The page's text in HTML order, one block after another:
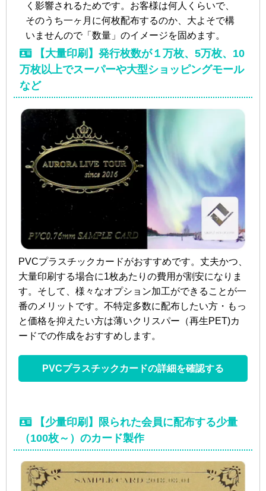
く影響されるためです。お客様は何人くらいで、
そのうち一ヶ月に何枚配布するのか、大よそで構
いませんので「数量」のイメージを固めます。
【大量印刷】発行枚数が１万枚、5万枚、10
万枚以上でスーパーや大型ショッピングモール
など
PVCプラスチックカードがおすすめです。丈夫かつ、
大量印刷する場合に1枚あたりの費用が割安になりま
す。そして、様々なオプション加工ができることが一
番のメリットです。不特定多数に配布したい方・もっ
と価格を抑えたい方は薄いクリスパー（再生PET)カ
ードでの作成をおすすめします。
PVCプラスチックカードの詳細を確認する
【少量印刷】限られた会員に配布する少量
（100枚～）のカード製作